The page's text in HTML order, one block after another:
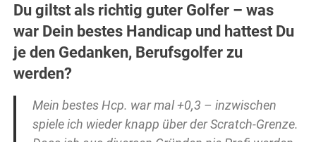
Du giltst als richtig guter Golfer – was
war Dein bestes Handicap und hattest Du
je den Gedanken, Berufsgolfer zu
werden?
Mein bestes Hcp. war mal +0,3 – inzwischen
spiele ich wieder knapp über der Scratch-Grenze.